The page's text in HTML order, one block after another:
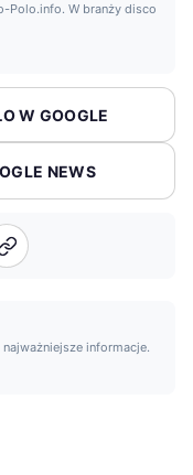
Polo.info. W branży disco
W GOOGLE
NEWS
informacje.